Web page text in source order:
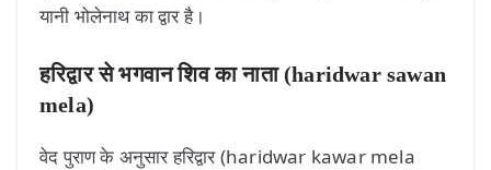
यानी भोलेनाथ का द्वार है।
हरिद्वार से भगवान शिव का नाता (haridwar sawan
mela)
वेद पुराण के अनुसार हरिद्वार (haridwar kawar mela